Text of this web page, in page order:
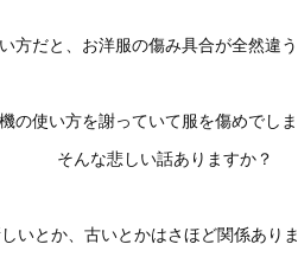
方だと、お洋服の傷み具合が全然違
の使い方を謝っていて服を傷めでし
そんな悲しい話ありますか？
いとか、古いとかはさほど関係あり